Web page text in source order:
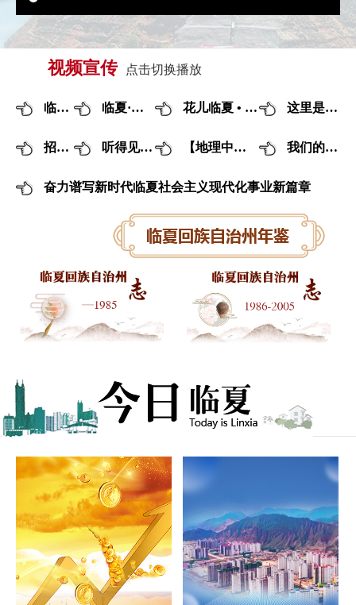
视频宣传 点击切换播放
临夏形象 临夏·天然植物园 花儿临夏 • 在河之州 这里是东乡
招商引资 听得见的河州味道 【地理中国】在河之州 我们的村庄
奋力谱写新时代临夏社会主义现代化事业新篇章